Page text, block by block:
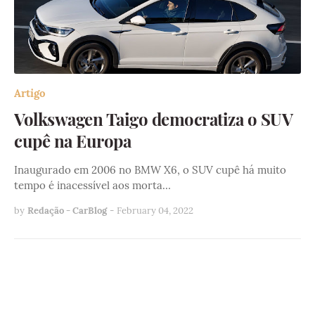
Artigo
Volkswagen Taigo democratiza o SUV
cupê na Europa
Inaugurado em 2006 no BMW X6, o SUV cupê há muito
tempo é inacessível aos morta…
by Redação - CarBlog - February 04, 2022